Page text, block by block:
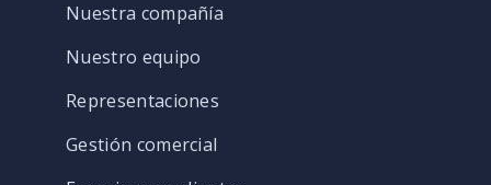
Nuestra compañía
Nuestro equipo
Representaciones
Gestión comercial